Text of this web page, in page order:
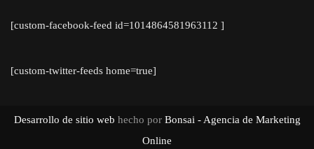
[custom-facebook-feed id=1014864581963112 ]
[custom-twitter-feeds home=true]
Desarrollo de sitio web hecho por Bonsai - Agencia de Marketing
Online